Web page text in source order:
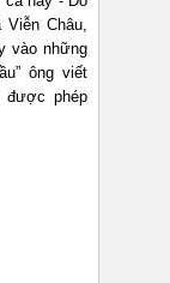
Viễn Châu,
vào những
ông viết
được phép